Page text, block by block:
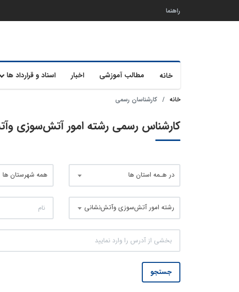
راهنما
خانه مطالب آموزشی اخبار اسناد و قرارداد ها
خانه کارشناسان رسمی
کارشناس رسمی رشته امور آتش‌سوزی
در هـمه استان ها همه شهرستان ها
رشته امور آتش‌سوزی وآتش‌نشانی
جستجو